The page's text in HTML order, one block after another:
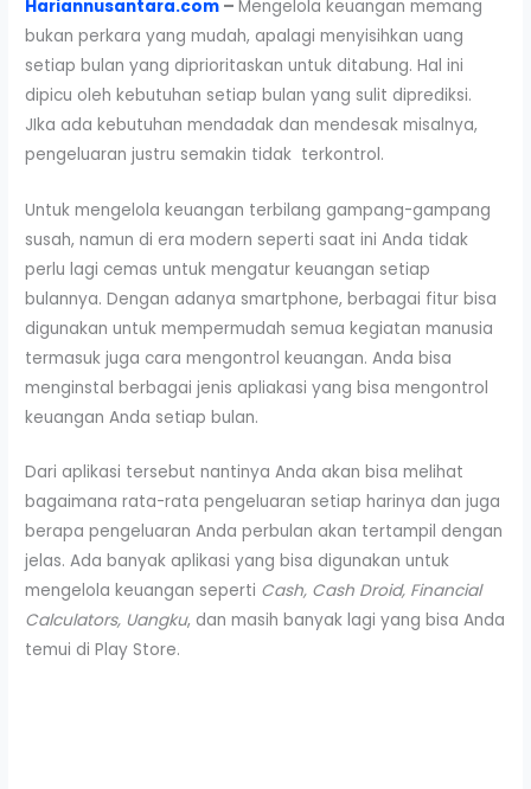
Hariannusantara.com –Mengelola keuangan memang
bukan perkara yang mudah, apalagi menyisihkan uang
setiap bulan yang diprioritaskan untuk ditabung. Hal ini
dipicu oleh kebutuhan setiap bulan yang sulit diprediksi.
JIka ada kebutuhan mendadak dan mendesak misalnya,
pengeluaran justru semakin tidak terkontrol.
Untuk mengelola keuangan terbilang gampang-gampang
susah, namun di era modern seperti saat ini Anda tidak
perlu lagi cemas untuk mengatur keuangan setiap
bulannya. Dengan adanya smartphone, berbagai fitur bisa
digunakan untuk mempermudah semua kegiatan manusia
termasuk juga cara mengontrol keuangan. Anda bisa
menginstal berbagai jenis apliakasi yang bisa mengontrol
keuangan Anda setiap bulan.
Dari aplikasi tersebut nantinya Anda akan bisa melihat
bagaimana rata-rata pengeluaran setiap harinya dan juga
berapa pengeluaran Anda perbulan akan tertampil dengan
jelas. Ada banyak aplikasi yang bisa digunakan untuk
mengelola keuangan seperti Cash, Cash Droid, Financial
Calculators, Uangku, dan masih banyak lagi yang bisa Anda
temui di Play Store.